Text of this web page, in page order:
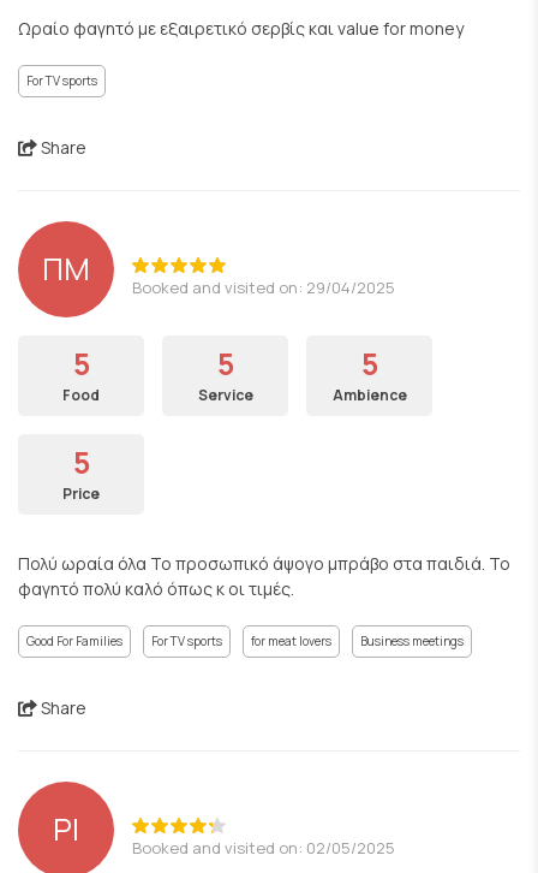
Ωραίο φαγητό με εξαιρετικό σερβίς και value for money
For TV sports
Share
ΠΜ Booked and visited on: 29/04/2025
5
Food
5
Service
5
Ambience
5
Price
Πολύ ωραία όλα Το προσωπικό άψογο μπράβο στα παιδιά. Το
φαγητό πολύ καλό όπως κ οι τιμές.
Good For Families For TV sports for meat lovers Business meetings
Share
PI Booked and visited on: 02/05/2025